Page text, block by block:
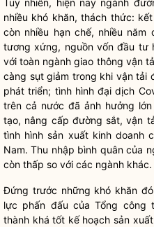
Tuy nhiên, hiện nay ngành
nhiều khó khăn, thách thức:
còn nhiều hạn chế, nhiều
tương xứng, nguồn vốn đầu tư
với toàn ngành giao thông vận
càng sụt giảm trong khi vận tải
phát triển; tình hình đại dịch
trên cả nước đã ảnh hưởng
tạo, nâng cấp đường sắt, vận
tình hình sản xuất kinh doanh
Nam. Thu nhập bình quân của
còn thấp so với các ngành khác.
Đứng trước những khó khăn
lực phấn đấu của Tổng công
thành khá tốt kế hoạch sản